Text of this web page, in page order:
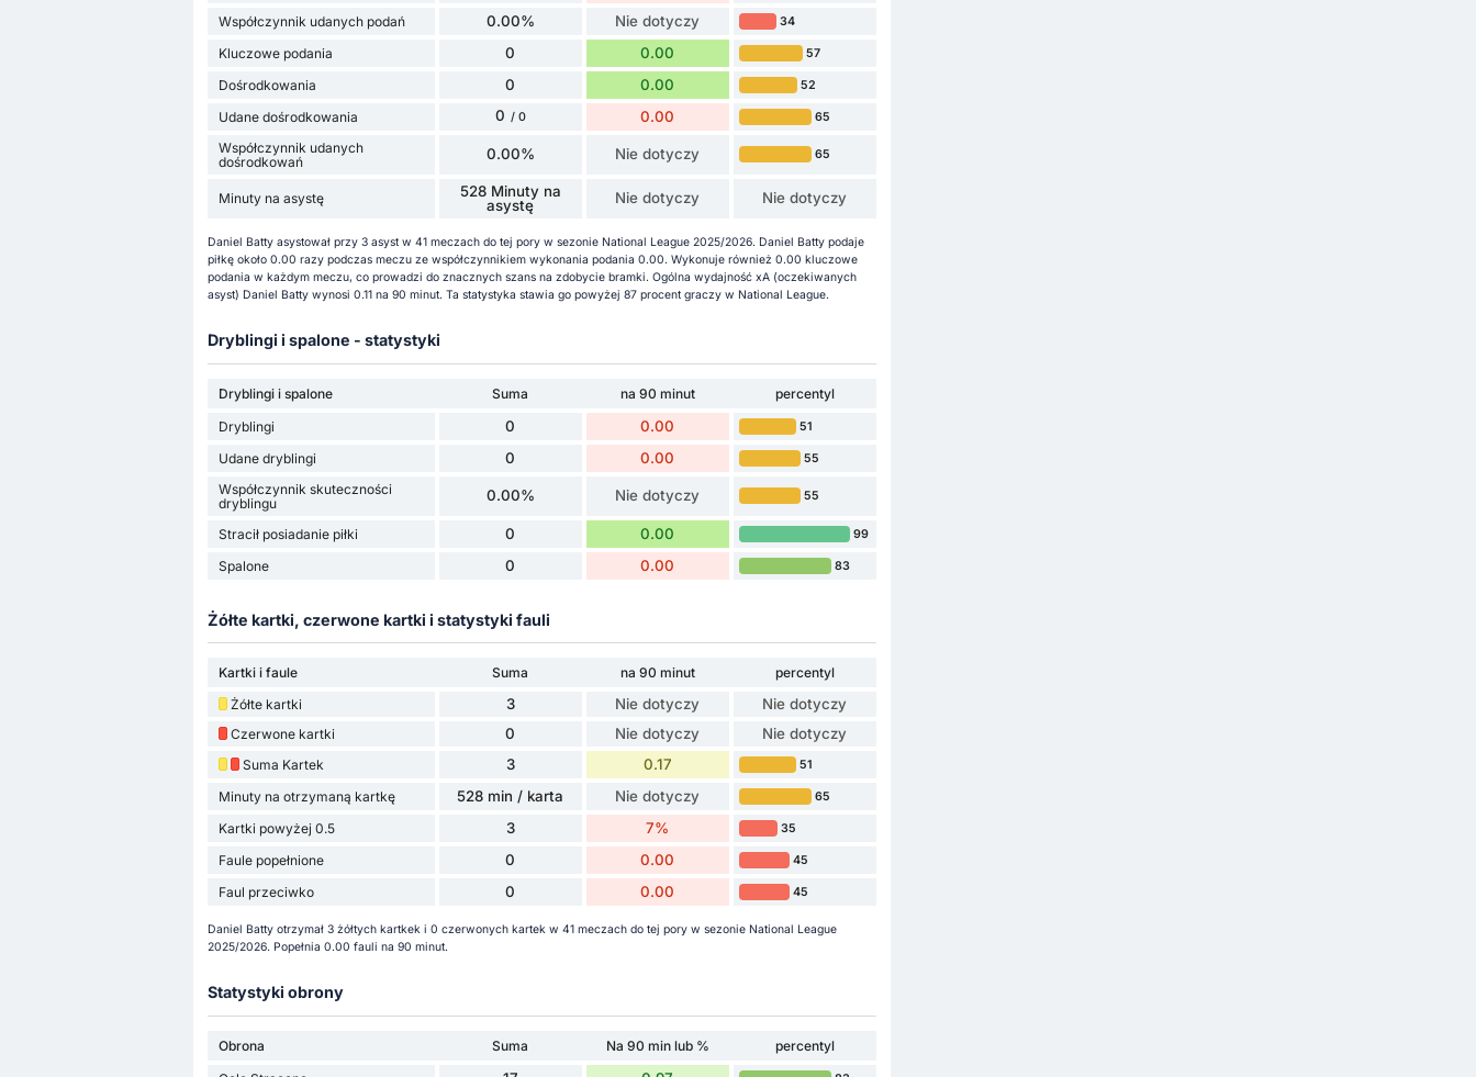
Współczynnik udanych podań 0.00% Nie dotyczy 34
Kluczowe podania 0 0.00 57
Dośrodkowania 0 0.00 52
Udane dośrodkowania 0 / 0 0.00 65
Współczynnik udanych
dośrodkowań
0.00% Nie dotyczy 65
Minuty na asystę
528 Minuty na
asystę
Nie dotyczy Nie dotyczy
Daniel Batty asystował przy 3 asyst w 41 meczach do tej pory w sezonie National League 2025/2026. Daniel Batty podaje
piłkę około 0.00 razy podczas meczu ze współczynnikiem wykonania podania 0.00. Wykonuje również 0.00 kluczowe
podania w każdym meczu, co prowadzi do znacznych szans na zdobycie bramki. Ogólna wydajność xA (oczekiwanych
asyst) Daniel Batty wynosi 0.11 na 90 minut. Ta statystyka stawia go powyżej 87 procent graczy w National League.
Dryblingi i spalone - statystyki
Dryblingi i spalone Suma na 90 minut
percentyl
Dryblingi
0 0.00 51
Udane dryblingi 0 0.00 55
Współczynnik skuteczności
dryblingu
0.00% Nie dotyczy 55
Stracił posiadanie piłki 0 0.00 99
Spalone 0 0.00 83
Żółte kartki, czerwone kartki i statystyki fauli
Kartki i faule Suma na 90 minut
percentyl
Żółte kartki
3 Nie dotyczy Nie dotyczy
Czerwone kartki 0 Nie dotyczy Nie dotyczy
Suma Kartek 3 0.17 51
Minuty na otrzymaną kartkę 528 min / karta Nie dotyczy 65
Kartki powyżej 0.5 3 7% 35
Faule popełnione 0 0.00 45
Faul przeciwko 0 0.00 45
Daniel Batty otrzymał 3 żółtych kartkek i 0 czerwonych kartek w 41 meczach do tej pory w sezonie National League
2025/2026. Popełnia 0.00 fauli na 90 minut.
Statystyki obrony
Obrona Suma Na 90 min lub %
percentyl